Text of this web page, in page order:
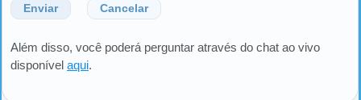
Enviar Cancelar
Além disso, você poderá perguntar através do chat ao vivo
disponível aqui.